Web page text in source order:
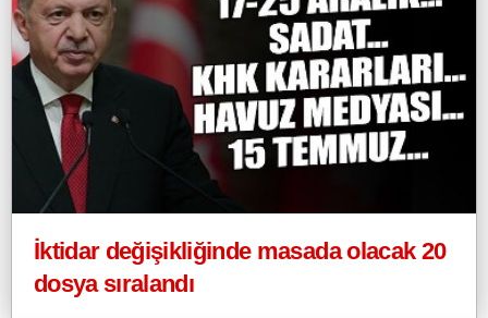
İktidar değişikliğinde masada olacak 20
dosya sıralandı